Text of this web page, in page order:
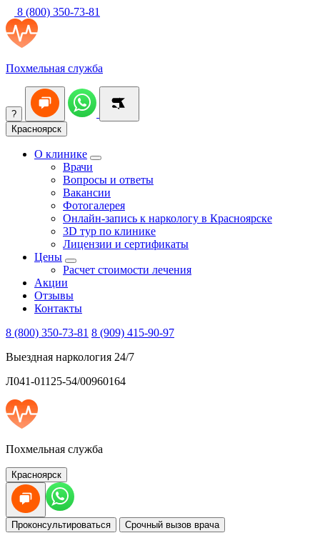
8 (800) 350-73-81
Похмельная служба
?
Красноярск
О клинике
Врачи
Вопросы и ответы
Вакансии
Фотогалерея
Онлайн-запись к наркологу в Красноярске
3D тур по клинике
Лицензии и сертификаты
Цены
Расчет стоимости лечения
Акции
Отзывы
Контакты
8 (800) 350-73-81 8 (909) 415-90-97
Выездная наркология 24/7
Л041-01125-54/00960164
Похмельная служба
Красноярск
Проконсультироваться Срочный вызов врача